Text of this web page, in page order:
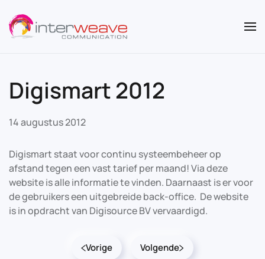
Overslaan en naar de inhoud gaan
Digismart 2012
14 augustus 2012
Digismart staat voor continu systeembeheer op
afstand tegen een vast tarief per maand! Via deze
website is alle informatie te vinden. Daarnaast is er voor
de gebruikers een uitgebreide back-office. De website
is in opdracht van Digisource BV vervaardigd.
Vorige Volgende